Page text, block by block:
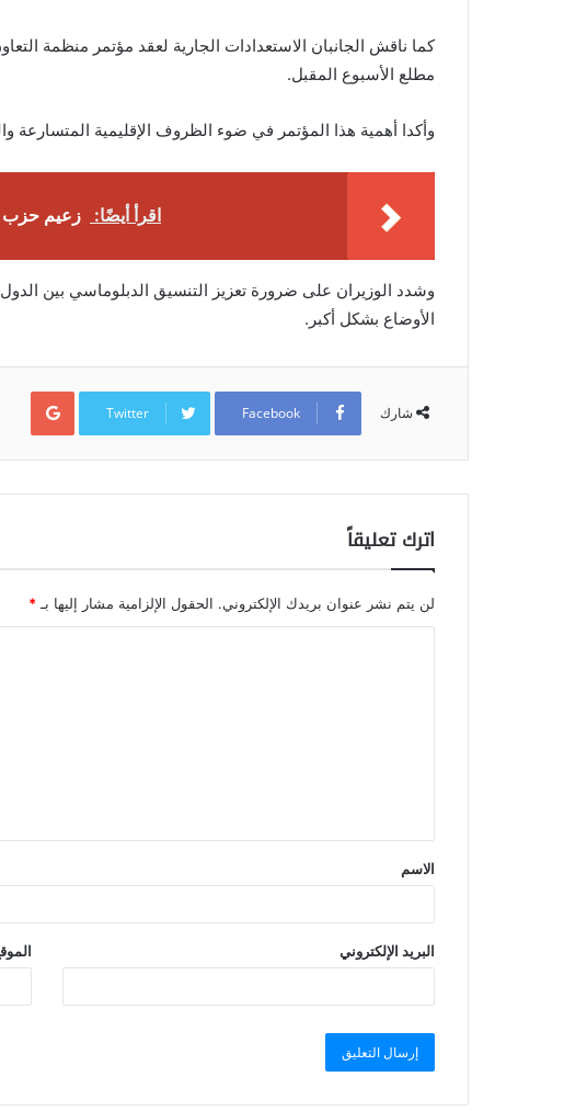
كما ناقش الجانبان الاستعدادات الجارية لعقد مؤتمر منظمة
مطلع الأسبوع المقبل.
وأكدا أهمية هذا المؤتمر في ضوء الظروف الإقليمية المتسارعة
اقرأ أيضًا: زعيم حزب
وشدد الوزيران على ضرورة تعزيز التنسيق الدبلوماسي بين
الأوضاع بشكل أكبر.
شارك Facebook
Twitter
اترك تعليقاً
لن يتم نشر عنوان بريدك الإلكتروني. الحقول الإلزامية مشار إليها بـ *
الاسم
البريد الإلكتروني